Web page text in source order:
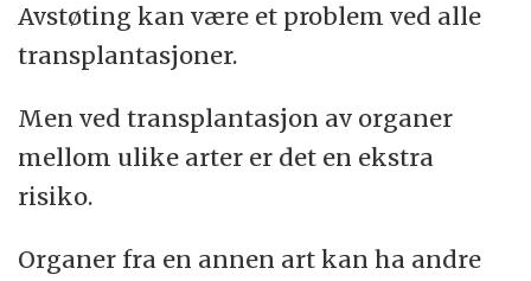
Avstøting kan være et problem ved alle
transplantasjoner.
Men ved transplantasjon av organer
mellom ulike arter er det en ekstra
risiko.
Organer fra en annen art kan ha andre